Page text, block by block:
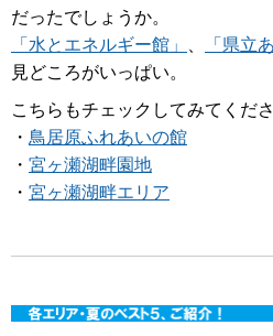
だったでしょうか。
「水とエネルギー館」
「県立
見どころがいっぱい。
こちらもチェックしてみてくださ
・ 鳥居原ふれあいの館
・ 宮ヶ瀬湖畔園地
・ 宮ヶ瀬湖畔エリア